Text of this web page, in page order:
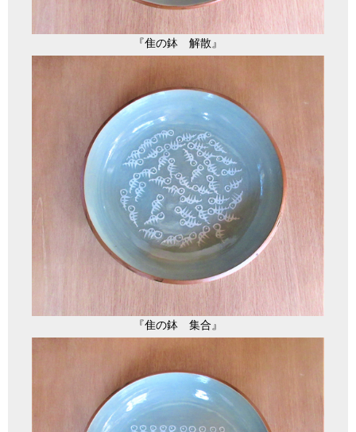
『隹の鉢 解散』
『隹の鉢 集合』